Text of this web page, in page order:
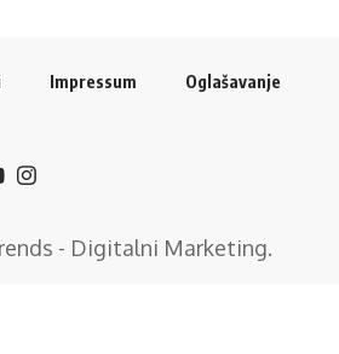
Impressum Oglašavanje
- Digitalni Marketing.